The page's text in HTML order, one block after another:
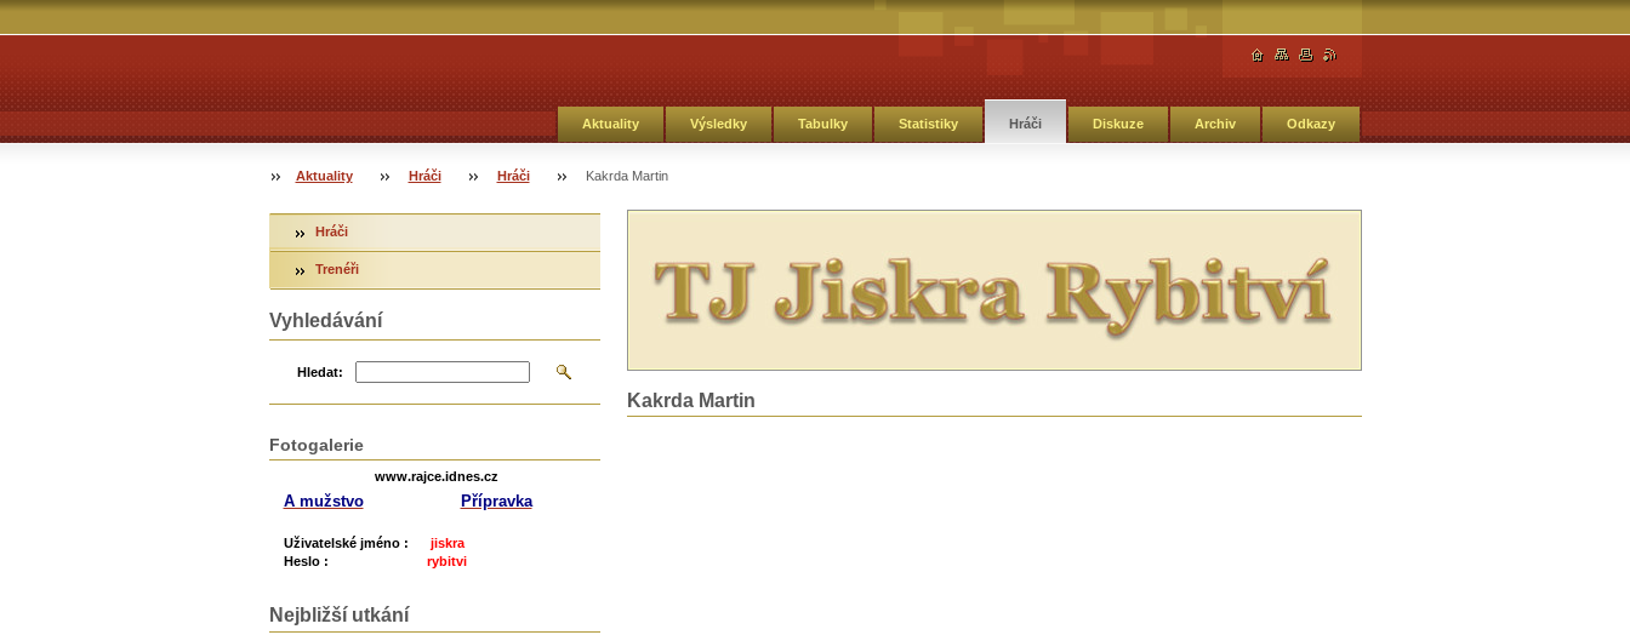
Aktuality Výsledky Tabulky Statistiky Hráči Diskuze Archiv Odkazy
Aktuality Hráči Hráči Kakrda Martin
Kakrda Martin
Hráči
Trenéři
Vyhledávání
Hledat:
Fotogalerie
www.rajce.idnes.cz
A mužstvo Přípravka
Uživatelské jméno : jiskra
Heslo : rybitvi
Nejbližší utkání